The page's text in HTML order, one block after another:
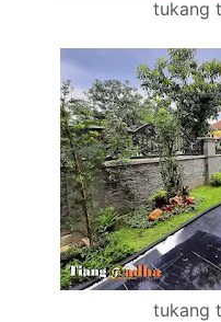
tukang
tukang